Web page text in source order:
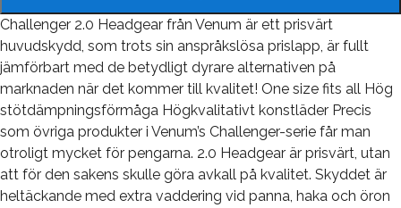
Challenger 2.0 Headgear från Venum är ett prisvärt
huvudskydd, som trots sin anspråkslösa prislapp, är fullt
jämförbart med de betydligt dyrare alternativen på
marknaden när det kommer till kvalitet! One size fits all Hög
stötdämpningsförmåga Högkvalitativt konstläder Precis
som övriga produkter i Venum’s Challenger-serie får man
otroligt mycket för pengarna. 2.0 Headgear är prisvärt, utan
att för den sakens skulle göra avkall på kvalitet. Skyddet är
heltäckande med extra vaddering vid panna, haka och öron